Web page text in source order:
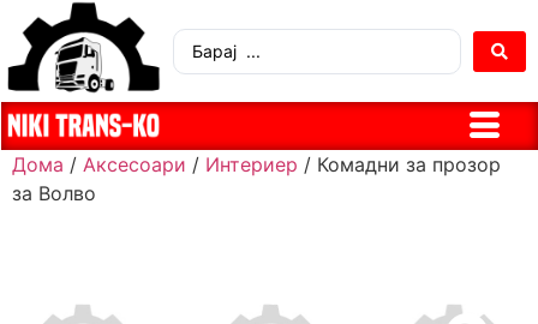
Дома / Аксесоари / Интериер / Комадни за прозор
за Волво